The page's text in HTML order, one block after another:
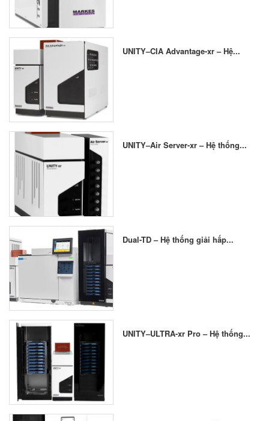
UNITY–CIA Advantage-xr – Hệ...
UNITY–Air Server-xr – Hệ thống...
Dual-TD – Hệ thống giải hấp...
UNITY–ULTRA-xr Pro – Hệ thống...